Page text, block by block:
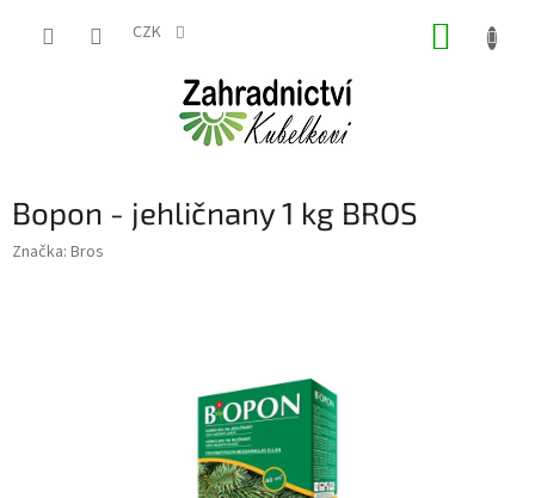
CZK
Bopon - jehličnany 1 kg BROS
Značka: Bros